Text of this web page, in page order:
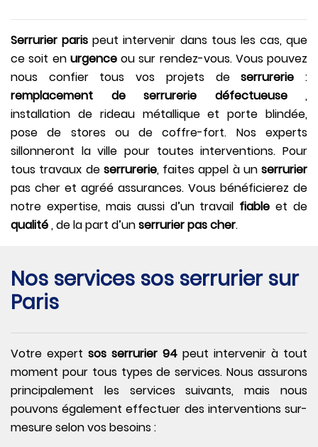
Serrurier paris peut intervenir dans tous les cas, que
ce soit en urgenceou sur rendez-vous. Vous pouvez
nous confier tous vos projets deserrurerie :
remplacement de serrurerie défectueuse ,
installation de rideau métallique et porte blindée,
pose de stores ou de coffre-fort. Nos experts
sillonneront la ville pour toutes interventions. Pour
tous travaux de serrurerie, faites appel à un serrurier
pas cher et agréé assurances. Vous bénéficierez de
notre expertise, mais aussi d’un travail fiableet de
qualité, de la part d’unserrurier pas cher.
Nos services sos serrurier sur
Paris
Votre expert sos serrurier 94 peut intervenir à tout
moment pour tous types de services. Nous assurons
principalement les services suivants, mais nous
pouvons également effectuer des interventions sur-
mesure selon vos besoins :